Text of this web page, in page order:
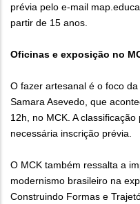
prévia pelo e-mail
partir de 15 anos.
Oficinas e exposição no
O fazer artesanal é o foco
Samara Asevedo, que
12h, no MCK. A
necessária inscrição prévia.
O MCK também ressalta a
modernismo brasileiro na
Construindo Formas e